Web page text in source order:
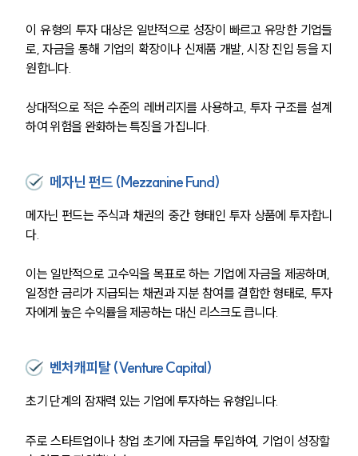
이 유형의 투자 대상은 일반적으로 성장이 빠르고 유망한 기업들
로, 자금을 통해 기업의 확장이나 신제품 개발, 시장 진입 등을 지
원합니다.
상대적으로 적은 수준의 레버리지를 사용하고, 투자 구조를 설계
하여 위험을 완화하는 특징을 가집니다.
메자닌 펀드 (Mezzanine Fund)
메자닌 펀드는 주식과 채권의 중간 형태인 투자 상품에 투자합니
다.
이는 일반적으로 고수익을 목표로 하는 기업에 자금을 제공하며,
일정한 금리가 지급되는 채권과 지분 참여를 결합한 형태로, 투자
자에게 높은 수익률을 제공하는 대신 리스크도 큽니다.
벤처캐피탈 (Venture Capital)
초기 단계의 잠재력 있는 기업에 투자하는 유형입니다.
주로 스타트업이나 창업 초기에 자금을 투입하여, 기업이 성장할